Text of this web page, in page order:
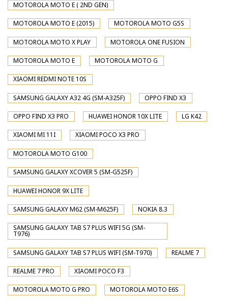
MOTOROLA MOTO E ( 2ND GEN)
MOTOROLA MOTO E (2015) MOTOROLA MOTO G5S
MOTOROLA MOTO X PLAY MOTOROLA ONE FUSION
MOTOROLA MOTO E MOTOROLA MOTO G
XIAOMI REDMI NOTE 10S
SAMSUNG GALAXY A32 4G (SM-A325F) OPPO FIND X3
OPPO FIND X3 PRO HUAWEI HONOR 10X LITE LG K42
XIAOMI MI 11I XIAOMI POCO X3 PRO
MOTOROLA MOTO G100
SAMSUNG GALAXY XCOVER 5 (SM-G525F)
HUAWEI HONOR 9X LITE
SAMSUNG GALAXY M62 (SM-M625F) NOKIA 8.3
SAMSUNG GALAXY TAB S7 PLUS WIFI 5G (SM-
T976)
SAMSUNG GALAXY TAB S7 PLUS WIFI (SM-T970) REALME 7
REALME 7 PRO XIAOMI POCO F3
MOTOROLA MOTO G PRO MOTOROLA MOTO E6S